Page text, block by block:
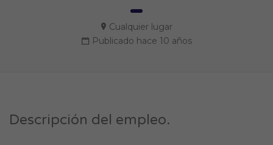
Cualquier lugar
Publicado hace 10 años
Descripción del empleo.